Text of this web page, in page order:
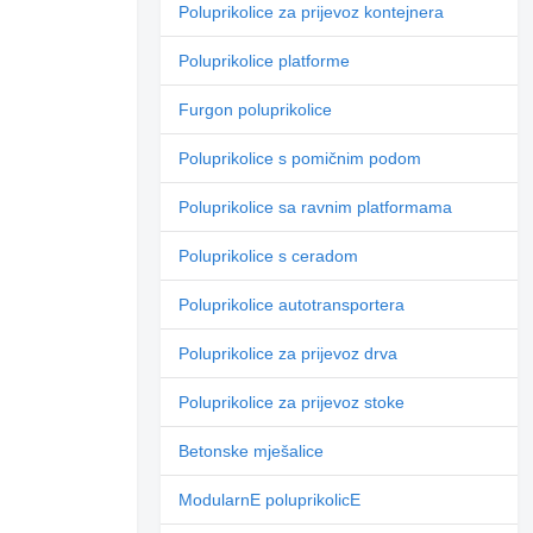
Poluprikolice za prijevoz kontejnera
Poluprikolice platforme
Furgon poluprikolice
Poluprikolice s pomičnim podom
Poluprikolice sa ravnim platformama
Poluprikolice s ceradom
Poluprikolice autotransportera
Poluprikolice za prijevoz drva
Poluprikolice za prijevoz stoke
Betonske mješalice
ModularnE poluprikolicE